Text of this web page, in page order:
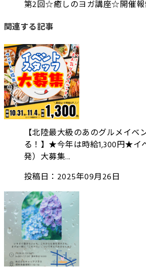
第2回☆癒しのヨガ講座☆開催報
関連する記事
【北陸最大級のあのグルメイベ
る！】★今年は時給1,300円★イ
発）大募集...
投稿日：2025年09月26日